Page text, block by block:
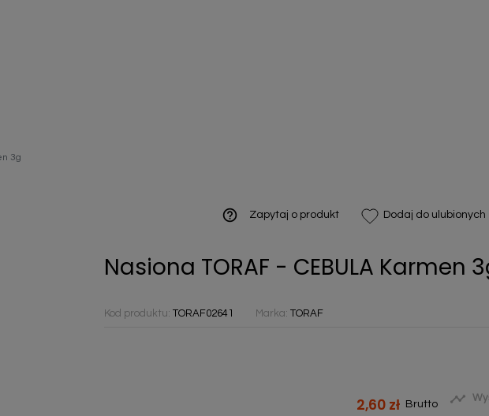
3g
help_outline Zapytaj o produkt Dodaj do ulubionych
Nasiona TORAF - CEBULA Karmen
Kod produktu:TORAF02641 Marka:TORAF
2,60 zł Brutto 